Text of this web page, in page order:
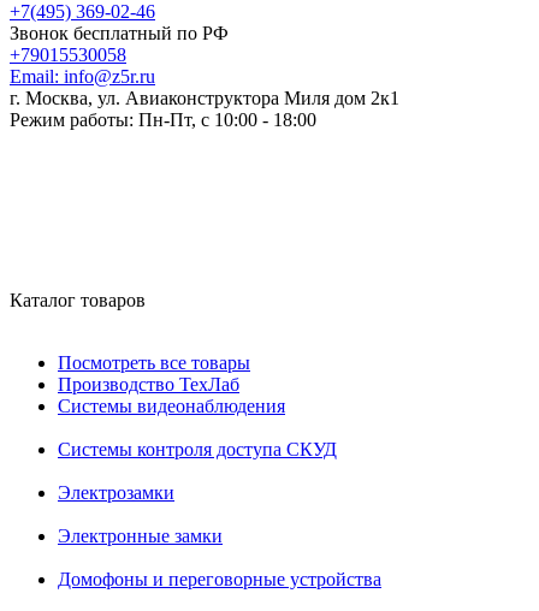
+7(495) 369-02-46
Звонок бесплатный по РФ
+79015530058
Email: info@z5r.ru
г. Москва, ул. Авиаконструктора Миля дом 2к1
Режим работы: Пн-Пт, с 10:00 - 18:00
Каталог товаров
Посмотреть все товары
Производство ТехЛаб
Системы видеонаблюдения
Системы контроля доступа СКУД
Электрозамки
Электронные замки
Домофоны и переговорные устройства